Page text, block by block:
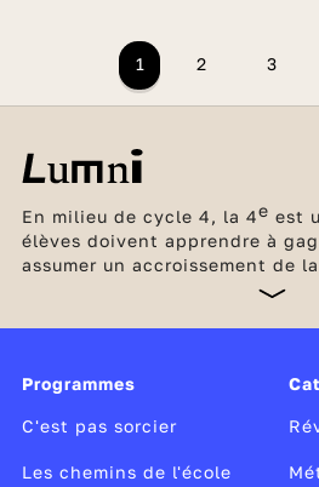
1 2 3
En milieu de cycle 4, la 4e est
élèves doivent apprendre à
assumer un accroissement de
Les enseignements
(accompagnement
Programmes
C'est pas sorcier
Les chemins de l'école